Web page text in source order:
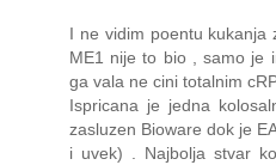
I ne vidim poentu
ME1 nije to bio , samo je
ga vala ne cini totalnim
Ispricana je jedna
zasluzen Bioware dok je
i uvek) . Najbolja stvar